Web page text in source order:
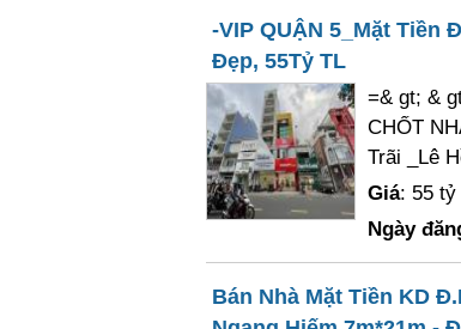
-VIP QUẬN 5_Mặt Tiền
Đẹp, 55Tỷ TL
=& gt; &
CHỐT
Trãi _Lê
Giá: 55 tỷ
Ngày
Bán Nhà Mặt Tiền KD